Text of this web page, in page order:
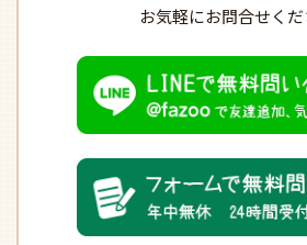
お気軽にお問合せくだ